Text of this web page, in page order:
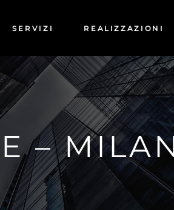
SERVIZI REALIZZAZIONI
COMMERCIALI
PRIVATI
–